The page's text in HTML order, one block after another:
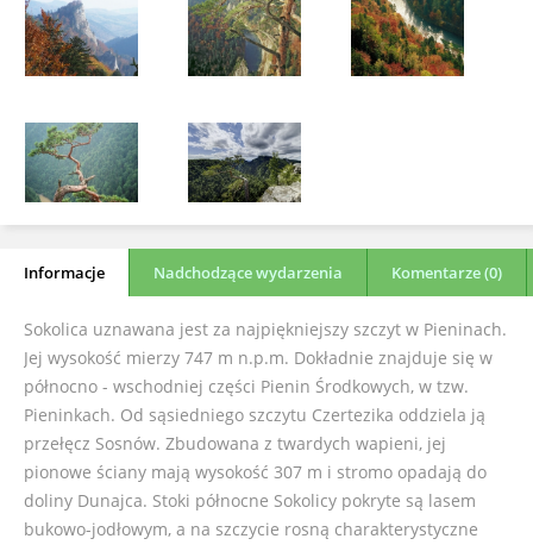
Informacje Nadchodzące wydarzenia Komentarze (0)
Sokolica uznawana jest za najpiękniejszy szczyt w Pieninach.
Jej wysokość mierzy 747 m n.p.m. Dokładnie znajduje się w
północno - wschodniej części Pienin Środkowych, w tzw.
Pieninkach. Od sąsiedniego szczytu Czertezika oddziela ją
przełęcz Sosnów. Zbudowana z twardych wapieni, jej
pionowe ściany mają wysokość 307 m i stromo opadają do
doliny Dunajca. Stoki północne Sokolicy pokryte są lasem
bukowo-jodłowym, a na szczycie rosną charakterystyczne